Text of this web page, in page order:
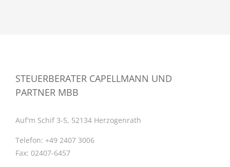
STEUERBERATER CAPELLMANN UND
PARTNER MBB
Auf'm Schif 3-5, 52134 Herzogenrath
Telefon: +49 2407 3006
Fax: 02407-6457